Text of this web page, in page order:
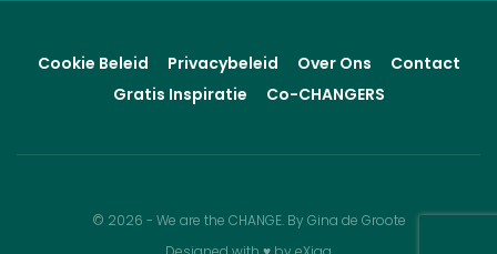
Cookie Beleid Privacybeleid Over Ons
Contact
Gratis Inspiratie
Co-CHANGERS
© 2026 - We are the CHANGE. By Gina de Groote